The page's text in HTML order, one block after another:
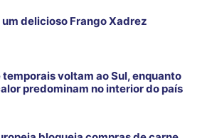
um delicioso Frango Xadrez
temporais voltam ao Sul, enquanto
predominam no interior do país